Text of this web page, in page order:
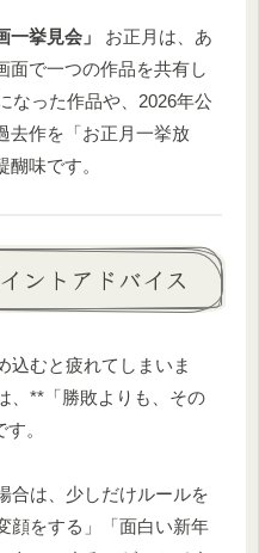
挙見会」
お正月は、あ
面で一つの作品を共有し
なった作品や、2026年公
去作を「お正月一挙放
味です。
ントアドバイス
込むと疲れてしまいま
、**「勝敗よりも、その
。
合は、少しだけルールを
顔をする」「面白い新年